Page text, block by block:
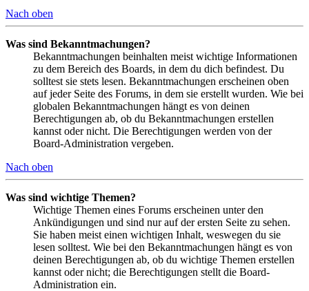
Nach oben
Was sind Bekanntmachungen?
Bekanntmachungen beinhalten meist wichtige Informationen
zu dem Bereich des Boards, in dem du dich befindest. Du
solltest sie stets lesen. Bekanntmachungen erscheinen oben
auf jeder Seite des Forums, in dem sie erstellt wurden. Wie bei
globalen Bekanntmachungen hängt es von deinen
Berechtigungen ab, ob du Bekanntmachungen erstellen
kannst oder nicht. Die Berechtigungen werden von der
Board-Administration vergeben.
Nach oben
Was sind wichtige Themen?
Wichtige Themen eines Forums erscheinen unter den
Ankündigungen und sind nur auf der ersten Seite zu sehen.
Sie haben meist einen wichtigen Inhalt, weswegen du sie
lesen solltest. Wie bei den Bekanntmachungen hängt es von
deinen Berechtigungen ab, ob du wichtige Themen erstellen
kannst oder nicht; die Berechtigungen stellt die Board-
Administration ein.